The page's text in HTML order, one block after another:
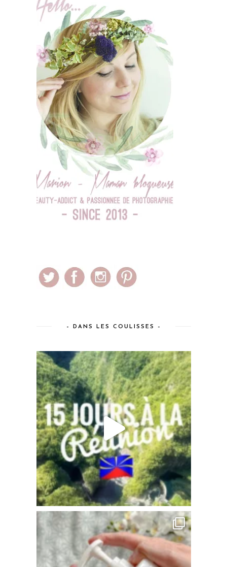
– DANS LES COULISSES –